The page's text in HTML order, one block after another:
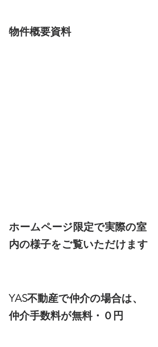
物件概要資料
ホームページ限定で実際の室
内の様子をご覧いただけます
YAS不動産で仲介の場合は、
仲介手数料が無料・０円